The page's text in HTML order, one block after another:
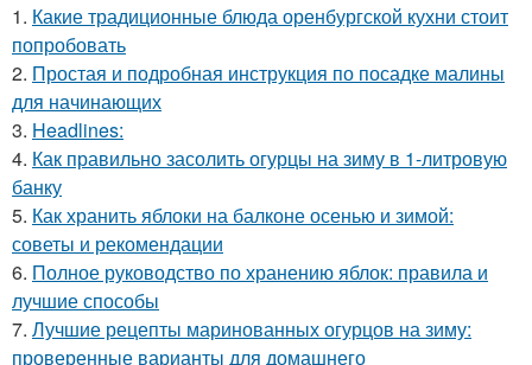
1. Какие традиционные блюда оренбургской кухни стоит
попробовать
2. Простая и подробная инструкция по посадке малины
для начинающих
3. Headlines:
4. Как правильно засолить огурцы на зиму в 1-литровую
банку
5. Как хранить яблоки на балконе осенью и зимой:
советы и рекомендации
6. Полное руководство по хранению яблок: правила и
лучшие способы
7. Лучшие рецепты маринованных огурцов на зиму:
проверенные варианты для домашнего